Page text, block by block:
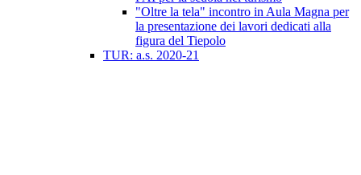
"Oltre la tela" incontro in Aula Magna per
la presentazione dei lavori dedicati alla
figura del Tiepolo
TUR: a.s. 2020-21